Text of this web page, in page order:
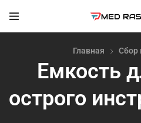
Главная Сбор
Емкость
острого